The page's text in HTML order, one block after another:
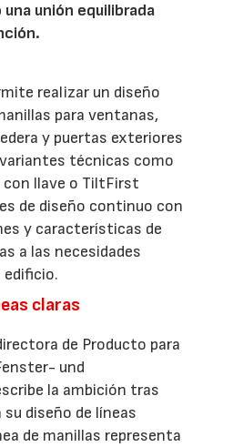
unión equilibrada
realizar un diseño
para ventanas,
y puertas exteriores
técnicas como
llave o TiltFirst
de diseño continuo con
y características de
a las necesidades
edificio.
claras
de Producto para
und
la ambición tras
su diseño de líneas
de manillas representa